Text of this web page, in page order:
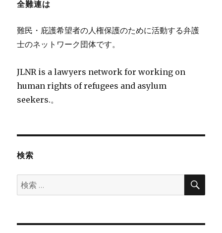
全難連は
難民・庇護希望者の人権保護のために活動する弁護
士のネットワーク団体です。
JLNR is a lawyers network for working on
human rights of refugees and asylum
seekers.。
検索
検
索:
検